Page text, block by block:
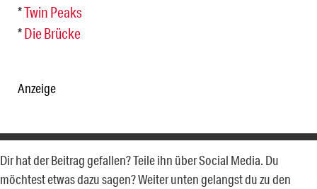
*Twin Peaks
*Die Brücke
Anzeige
Dir hat der Beitrag gefallen? Teile ihn über Social Media. Du
möchtest etwas dazu sagen? Weiter unten gelangst du zu den